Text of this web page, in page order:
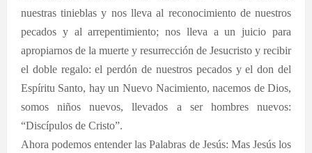
nuestras tinieblas y nos lleva al reconocimiento de nuestros
pecados y al arrepentimiento; nos lleva a un juicio para
apropiarnos de la muerte y resurrección de Jesucristo y recibir
el doble regalo: el perdón de nuestros pecados y el don del
Espíritu Santo, hay un Nuevo Nacimiento, nacemos de Dios,
somos niños nuevos, llevados a ser hombres nuevos:
“Discípulos de Cristo”.
Ahora podemos entender las Palabras de Jesús: Mas Jesús los